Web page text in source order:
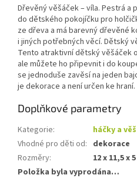
Dřevěný věšáček – víla. Pestrá a
do dětského pokojíčku pro
ze dřeva a má barevný dřevěné
i jiných potřebných věcí. Dětský
Tento atraktivní dětský věšáček
ale můžete ho připevnit i do
se jednoduše zavěsí na jeden
je dekorace a není určen ke hraní.
Doplňkové parametry
Kategorie:
háčky a
Vhodné pro děti od: dekorace
Rozměry:
12 x 11,5 x
Položka byla vyprodána…